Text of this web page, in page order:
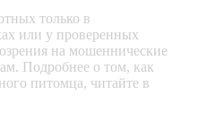
только в
или у проверенных
на мошеннические
Подробнее о том, как
питомца, читайте в